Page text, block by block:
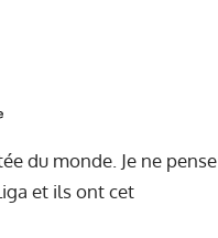
du monde. Je ne pense
et ils ont cet